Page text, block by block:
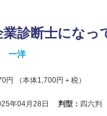
業診断士になっ
一洋
円 （本体1,700円＋税）
年04月28日 判型： 四六判